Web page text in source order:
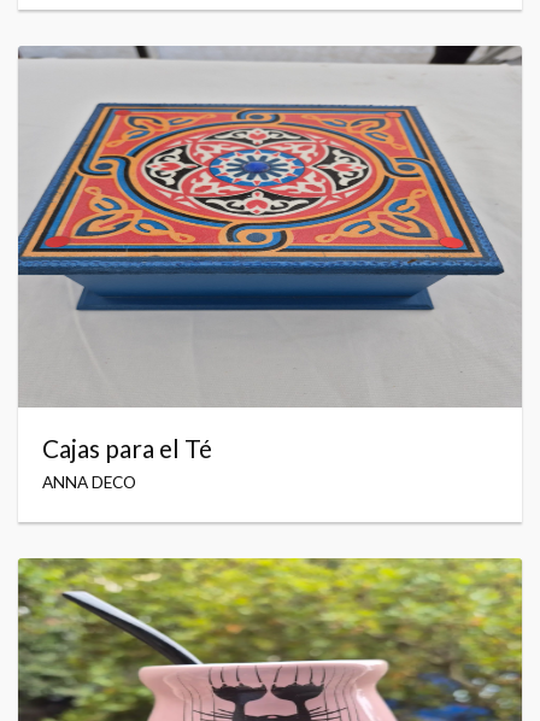
Cajas para el Té
ANNA DECO